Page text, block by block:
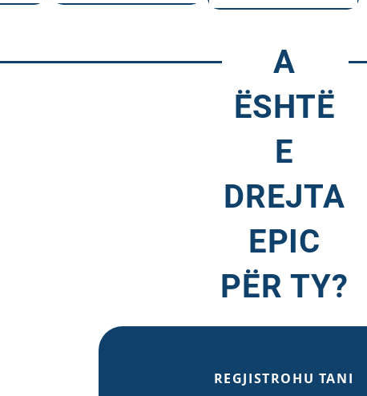
A
ËSHTË
E
DREJTA
EPIC
PËR TY?
REGJISTROHU TANI